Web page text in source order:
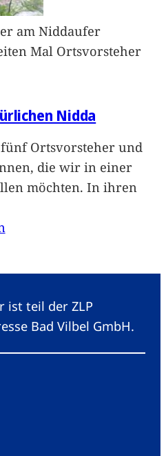
am Niddaufer
Mal Ortsvorsteher
Nidda
Ortsvorsteher und
die wir in einer
möchten. In ihren
ist teil der ZLP
Bad Vilbel GmbH.